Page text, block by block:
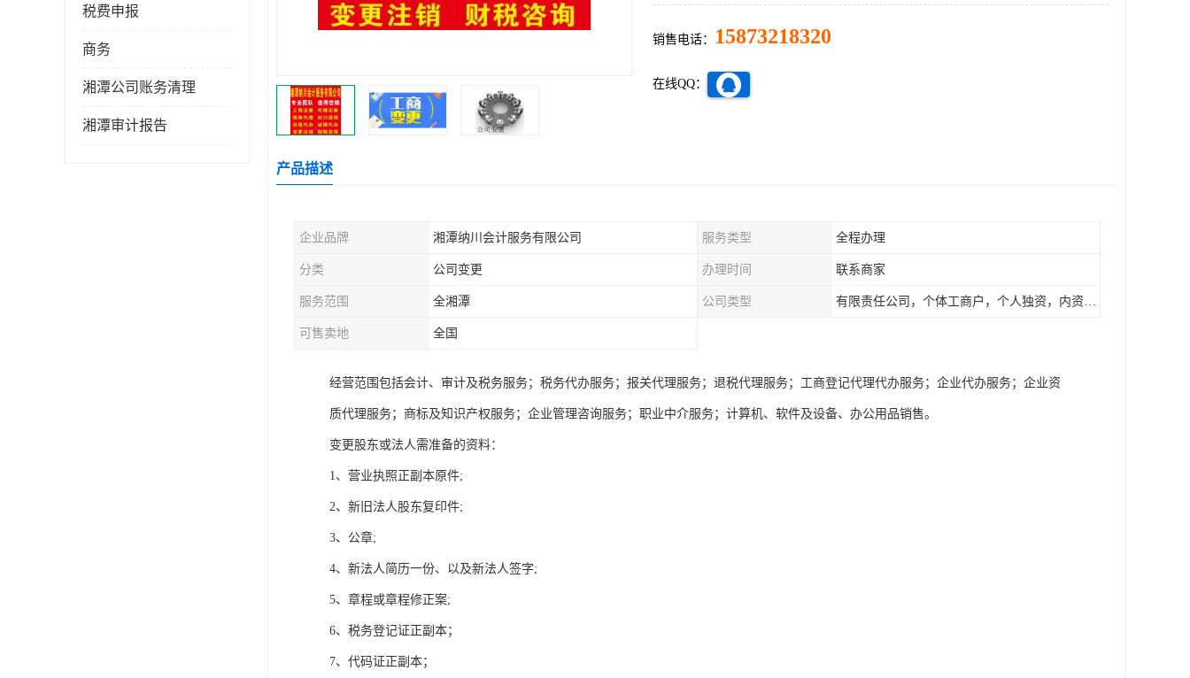
税费申报
商务
湘潭公司账务清理
湘潭审计报告
销售电话： 15873218320
在线QQ：
产品描述
企业品牌 湘潭纳川会计服务有限公司 服务类型 全程办理
分类 公司变更 办理时间 联系商家
服务范围 全湘潭 公司类型 有限责任公司，个体工商户，个人独资，内资，外资
可售卖地 全国
经营范围包括会计、审计及税务服务；税务代办服务；报关代理服务；退税代理服务；工商登记代理代办服务；企业代办服务；企业资
质代理服务；商标及知识产权服务；企业管理咨询服务；职业中介服务；计算机、软件及设备、办公用品销售。
变更股东或法人需准备的资料：
1、营业执照正副本原件;
2、新旧法人股东复印件;
3、公章;
4、新法人简历一份、以及新法人签字;
5、章程或章程修正案;
6、税务登记证正副本；
7、代码证正副本；